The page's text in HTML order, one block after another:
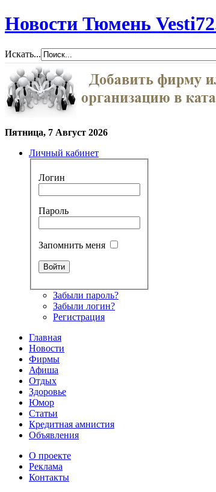
Новости Тюмень
Искать...
Пятница, 7 Август 2026
Личный кабинет
Логин
Пароль
Запомнить меня
Забыли пароль?
Забыли логин?
Регистрация
Главная
Новости
Фирмы
Афиша
Отдых
Здоровье
Юмор
Статьи
Кредитная амнистия
Объявления
О проекте
Реклама
Контакты